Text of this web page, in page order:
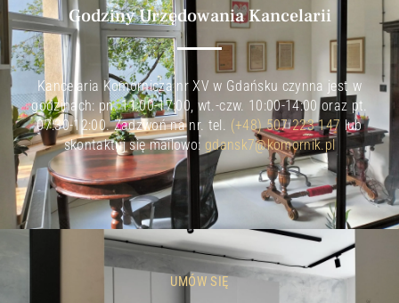
Godziny Urzędowania Kancelarii
Kancelaria Komornicza nr XV w Gdańsku czynna jest w
godzinach: pn. 11:00-17:00, wt.-czw. 10:00-14:00 oraz pt.
07:30-12:00. Zadzwoń na nr. tel. (+48) 507 223 147 lub
skontaktuj się mailowo: gdansk7@komornik.pl
UMÓW SIĘ